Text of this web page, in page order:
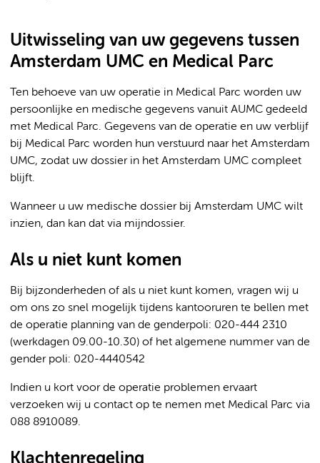
Uitwisseling van uw gegevens tussen
Amsterdam UMC en Medical Parc
Ten behoeve van uw operatie in Medical Parc worden uw
persoonlijke en medische gegevens vanuit AUMC gedeeld
met Medical Parc. Gegevens van de operatie en uw verblijf
bij Medical Parc worden hun verstuurd naar het Amsterdam
UMC, zodat uw dossier in het Amsterdam UMC compleet
blijft.
Wanneer u uw medische dossier bij Amsterdam UMC wilt
inzien, dan kan dat via mijndossier.
Als u niet kunt komen
Bij bijzonderheden of als u niet kunt komen, vragen wij u
om ons zo snel mogelijk tijdens kantooruren te bellen met
de operatie planning van de genderpoli: 020-444 2310
(werkdagen 09.00-10.30) of het algemene nummer van de
gender poli: 020-4440542
Indien u kort voor de operatie problemen ervaart
verzoeken wij u contact op te nemen met Medical Parc via
088 8910089.
Klachtenregeling